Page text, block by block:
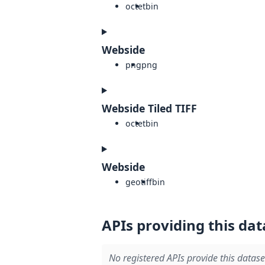
octetbin
Webside
pngpng
Webside Tiled TIFF
octetbin
Webside
geotiffbin
APIs providing this
No registered APIs provide this